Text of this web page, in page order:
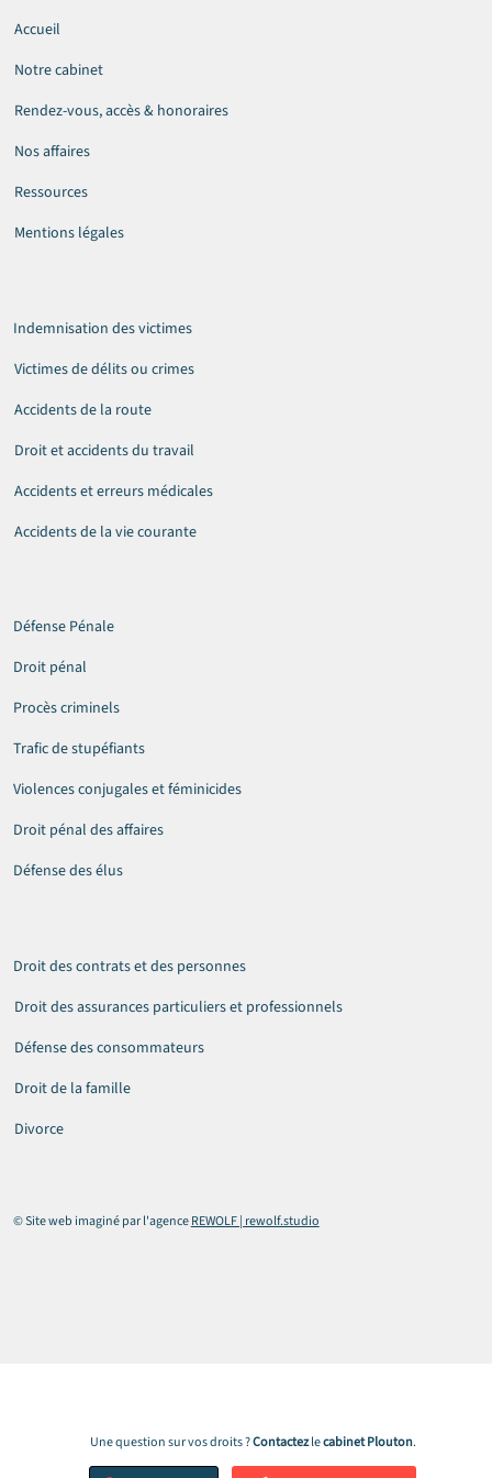
© Site web imaginé par l'agenceREWOLF | rewolf.studio
Accueil
Notre cabinet
Rendez-vous, accès & honoraires
Nos affaires
Ressources
Mentions légales
Défense Pénale
Droit pénal
Procès criminels
Trafic de stupéfiants
Violences conjugales et féminicides
Droit pénal des affaires
Défense des élus
Indemnisation des victimes
Victimes de délits ou crimes
Accidents de la route
Droit et accidents du travail
Accidents et erreurs médicales
Accidents de la vie courante
Droit des contrats et des personnes
Droit des assurances particuliers et professionnels
Défense des consommateurs
Droit de la famille
Divorce
Une question sur vos droits ?Contactezlecabinet Plouton.